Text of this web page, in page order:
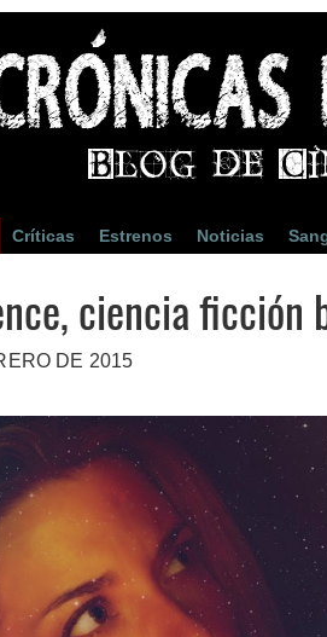
Críticas Estrenos Noticias
ciencia ficción
DE 2015